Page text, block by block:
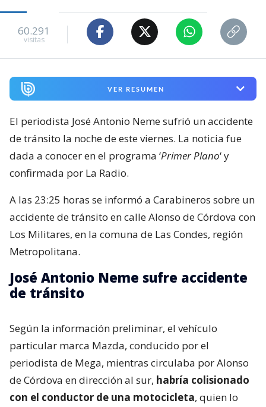
60.291
visitas
VER RESUMEN
El periodista José Antonio Neme sufrió un accidente
de tránsito la noche de este viernes. La noticia fue
dada a conocer en el programa ‘Primer Plano‘ y
confirmada por La Radio.
A las 23:25 horas se informó a Carabineros sobre un
accidente de tránsito en calle Alonso de Córdova con
Los Militares, en la comuna de Las Condes, región
Metropolitana.
José Antonio Neme sufre accidente
de tránsito
Según la información preliminar, el vehículo
particular marca Mazda, conducido por el
periodista de Mega, mientras circulaba por Alonso
de Córdova en dirección al sur, habría colisionado
con el conductor de una motocicleta, quien lo